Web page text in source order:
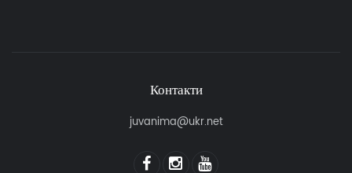
Контакти
juvanima@ukr.net